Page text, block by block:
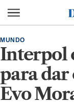
Interpol
para dar
Evo
MUNDO